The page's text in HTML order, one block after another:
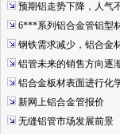
预期铝走势下降，人气
6***系列铝合金管铝型
钢铁需求减少，铝合金
铝管未来的销售方向逐
铝合金板材表面进行化
新网上铝合金管报价
无缝铝管市场发展前景